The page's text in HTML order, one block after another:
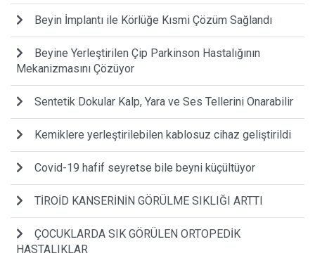
Beyin İmplantı ile Körlüğe Kısmi Çözüm Sağlandı
Beyine Yerleştirilen Çip Parkinson Hastalığının
Mekanizmasını Çözüyor
Sentetik Dokular Kalp, Yara ve Ses Tellerini Onarabilir
Kemiklere yerleştirilebilen kablosuz cihaz geliştirildi
Covid-19 hafif seyretse bile beyni küçültüyor
TİROİD KANSERİNİN GÖRÜLME SIKLIĞI ARTTI
ÇOCUKLARDA SIK GÖRÜLEN ORTOPEDİK
HASTALIKLAR